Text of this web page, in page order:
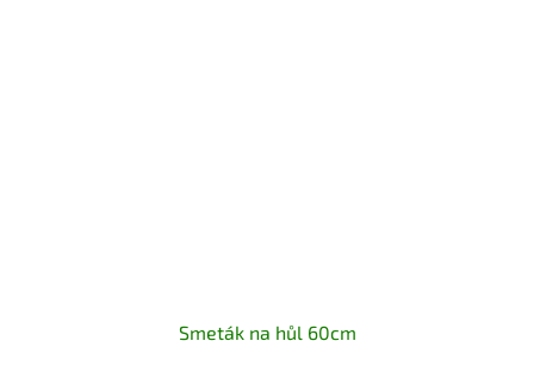
Smeták na hůl 60cm